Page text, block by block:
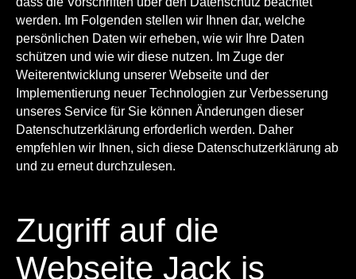
werden. Im Folgenden stellen wir Ihnen dar, welche
persönlichen Daten wir erheben, wie wir Ihre Daten
schützen und wie wir diese nutzen. Im Zuge der
Weiterentwicklung unserer Webseite und der
Implementierung neuer Technologien zur Verbesserung
unseres Service für Sie können Änderungen dieser
Datenschutzerklärung erforderlich werden. Daher
empfehlen wir Ihnen, sich diese Datenschutzerklärung ab
und zu erneut durchzulesen.
Zugriff auf die
Webseite Jack is